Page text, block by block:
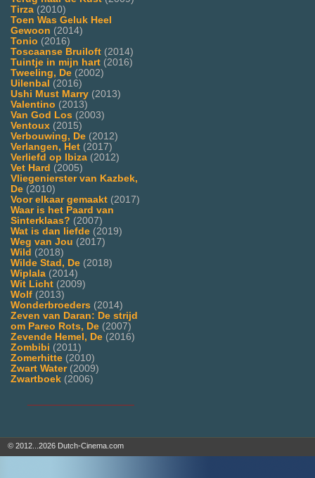
Tirza (2010)
Toen Was Geluk Heel
Gewoon (2014)
Tonio (2016)
Toscaanse Bruiloft (2014)
Tuintje in mijn hart (2016)
Tweeling, De (2002)
Uilenbal (2016)
Ushi Must Marry (2013)
Valentino (2013)
Van God Los (2003)
Ventoux (2015)
Verbouwing, De (2012)
Verlangen, Het (2017)
Verliefd op Ibiza (2012)
Vet Hard (2005)
Vliegenierster van Kazbek,
De (2010)
Voor elkaar gemaakt (2017)
Waar is het Paard van
Sinterklaas? (2007)
Wat is dan liefde (2019)
Weg van Jou (2017)
Wild (2018)
Wilde Stad, De (2018)
Wiplala (2014)
Wit Licht (2009)
Wolf (2013)
Wonderbroeders (2014)
Zeven van Daran: De strijd
om Pareo Rots, De (2007)
Zevende Hemel, De (2016)
Zombibi (2011)
Zomerhitte (2010)
Zwart Water(2009)
Zwartboek (2006)
© 2012...2026 Dutch-Cinema.com